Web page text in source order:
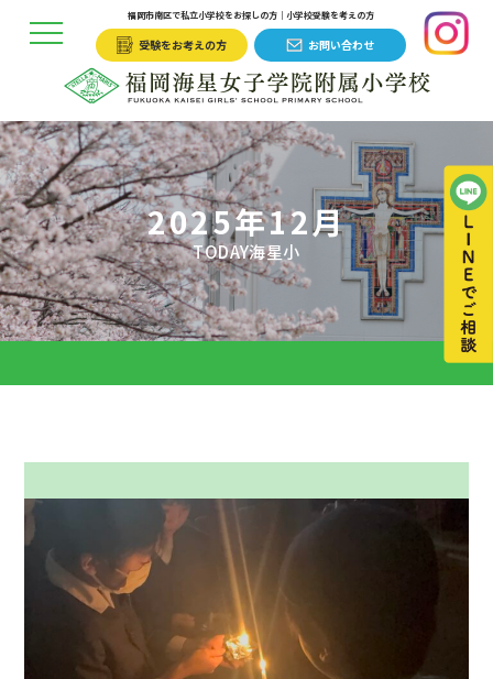
福岡市南区で私立小学校をお探しの方｜小学校受験を考えの方
受験をお考えの方 お問い合わせ
2025年12月
TODAY海星小